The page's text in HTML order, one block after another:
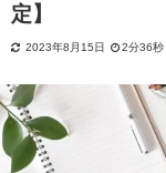
定】
2023年8月15日 2分36秒